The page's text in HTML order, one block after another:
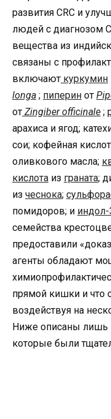
развития CRC и
людей с диагнозом
вещества из
связаны с
включают куркумин
longa ; пиперин от
от Zingiber officinale ;
арахиса и ягод;
сои; кофейная
оливкового масла;
кислота из граната;
из чеснока;
помидоров; и
семейства
предоставили
агенты обладают
прямой кишки и что
воздействуя на
Ниже описаны лишь
которые были